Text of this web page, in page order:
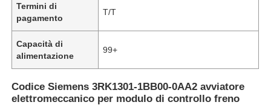
Termini di
pagamento
T/T
Capacità di
alimentazione
99+
Codice Siemens 3RK1301-1BB00-0AA2 avviatore
elettromeccanico per modulo di controllo freno